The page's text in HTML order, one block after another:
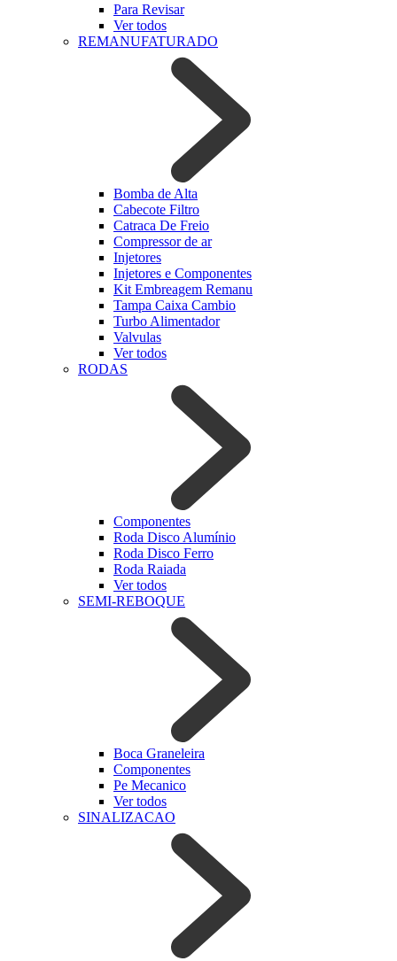
Para Revisar
Ver todos
REMANUFATURADO
Bomba de Alta
Cabecote Filtro
Catraca De Freio
Compressor de ar
Injetores
Injetores e Componentes
Kit Embreagem Remanu
Tampa Caixa Cambio
Turbo Alimentador
Valvulas
Ver todos
RODAS
Componentes
Roda Disco Alumínio
Roda Disco Ferro
Roda Raiada
Ver todos
SEMI-REBOQUE
Boca Graneleira
Componentes
Pe Mecanico
Ver todos
SINALIZACAO